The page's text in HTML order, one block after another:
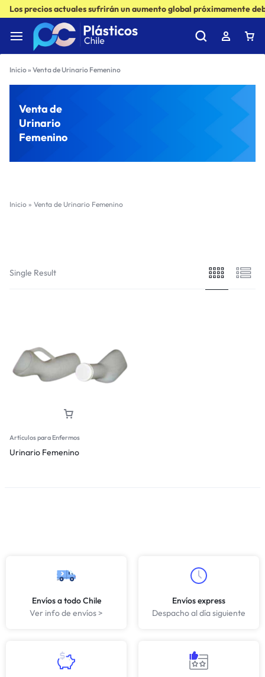
Los precios actuales sufrirán un aumento global próximamente
Inicio» Venta de Urinario Femenino
Venta de
Urinario
Femenino
Inicio » Venta de Urinario Femenino
Single Result
Artículos para Enfermos
Urinario Femenino
Envíos a todo Chile
Ver info de envíos >
Envíos express
Despacho al día siguiente